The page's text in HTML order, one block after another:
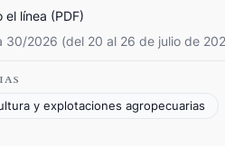
el línea (PDF)
30/2026 (del 20 al 26 de julio de
y explotaciones agropecuarias